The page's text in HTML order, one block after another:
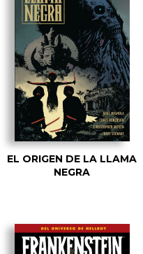
EL ORIGEN DE LA LLAMA
NEGRA